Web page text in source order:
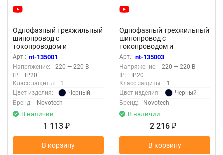
Однофазный трехжильный
шинопровод с
токопроводом и
заглушкой, 1м «Novotech»
135001 (накладной)
Арт.: nt-135001
Напряжение:
220 — 220 В
IP:
IP20
Класс защиты:
1
Цвет изделия:
Черный
Бренд:
Novotech
В наличии
1 113 ₽
В корзину
Однофазный трехжильный
шинопровод с
токопроводом и
заглушкой, 2м «Novotech»
135003 (накладной)
Арт.: nt-135003
Напряжение:
220 — 220 В
IP:
IP20
Класс защиты:
1
Цвет изделия:
Черный
Бренд:
Novotech
В наличии
2 216 ₽
В корзину